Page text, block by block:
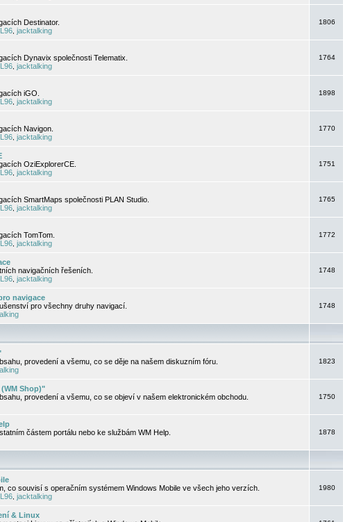
Destinator.
jacktalking
1806
Dynavix společnosti Telematix.
jacktalking
1764
iGO.
jacktalking
1898
Navigon.
jacktalking
1770
OziExplorerCE.
jacktalking
1751
SmartMaps společnosti PLAN Studio.
jacktalking
1765
TomTom.
jacktalking
1772
navigačních řešeních.
jacktalking
1748
navigace
pro všechny druhy navigací.
1748
provedení a všemu, co se děje na našem diskuzním fóru.
1823
Shop)"
provedení a všemu, co se objeví v našem elektronickém obchodu.
1750
částem portálu nebo ke službám WM Help.
1878
co souvisí s operačním systémem Windows Mobile ve všech jeho verzích.
jacktalking
1980
& Linux